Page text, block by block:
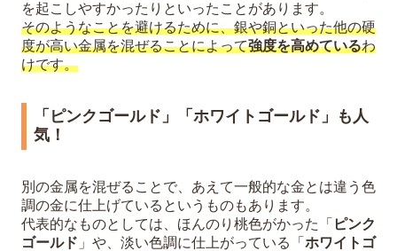
を起こしやすかったりといったことがあります。
そのようなことを避けるために、銀や銅といった他の硬
度が高い金属を混ぜることによって強度を高めているわ
けです。
「ピンクゴールド」「ホワイトゴールド」も人
気！
別の金属を混ぜることで、あえて一般的な金とは違う色
調の金に仕上げているというものもあります。
代表的なものとしては、ほんのり桃色がかった「 ピンク
ゴールド 」や、淡い色調に仕上がっている「 ホワイトゴ